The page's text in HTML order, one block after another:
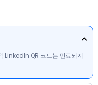
QR 코드는 만료되지